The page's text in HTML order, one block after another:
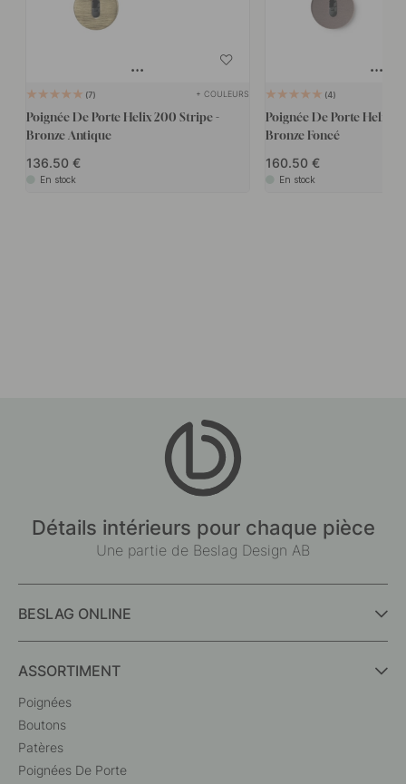
7 + COULEURS
Poignée De Porte Helix 200 Stripe -
Bronze Antique
136.50
En stock
4
Poignée De Porte Helix
Bronze Foncé
160.50
En stock
Détails intérieurs pour chaque pièce
Une partie de Beslag Design AB
BESLAG ONLINE
ASSORTIMENT
Poignées
Boutons
Patères
Poignées De Porte